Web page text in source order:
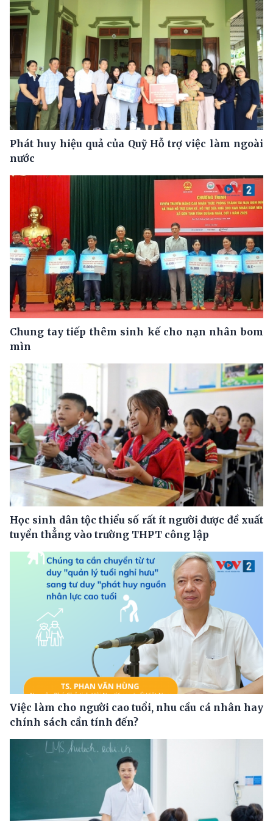
Phát huy hiệu quả của Quỹ Hỗ trợ việc làm ngoài
nước
Chung tay tiếp thêm sinh kế cho nạn nhân bom
mìn
Học sinh dân tộc thiểu số rất ít người được đề xuất
tuyển thẳng vào trường THPT công lập
Việc làm cho người cao tuổi, nhu cầu cá nhân hay
chính sách cần tính đến?